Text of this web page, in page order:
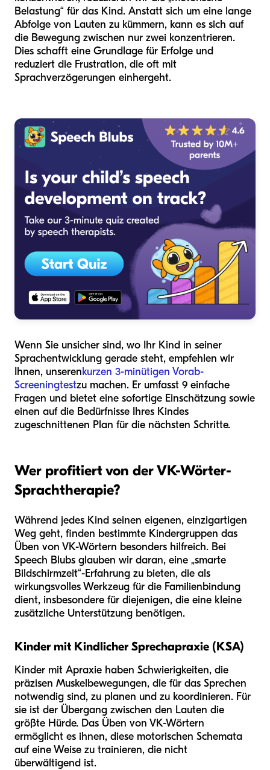
Belastung“ für das Kind. Anstatt sich um eine lange
Abfolge von Lauten zu kümmern, kann es sich auf
die Bewegung zwischen nur zwei konzentrieren.
Dies schafft eine Grundlage für Erfolge und
reduziert die Frustration, die oft mit
Sprachverzögerungen einhergeht.
Wenn Sie unsicher sind, wo Ihr Kind in seiner
Sprachentwicklung gerade steht, empfehlen wir
Ihnen, unserenkurzen 3-minütigen Vorab-
Screeningtestzu machen. Er umfasst 9 einfache
Fragen und bietet eine sofortige Einschätzung sowie
einen auf die Bedürfnisse Ihres Kindes
zugeschnittenen Plan für die nächsten Schritte.
Wer profitiert von der VK-Wörter-
Sprachtherapie?
Während jedes Kind seinen eigenen, einzigartigen
Weg geht, finden bestimmte Kindergruppen das
Üben von VK-Wörtern besonders hilfreich. Bei
Speech Blubs glauben wir daran, eine „smarte
Bildschirmzeit“-Erfahrung zu bieten, die als
wirkungsvolles Werkzeug für die Familienbindung
dient, insbesondere für diejenigen, die eine kleine
zusätzliche Unterstützung benötigen.
Kinder mit Kindlicher Sprechapraxie (KSA)
Kinder mit Apraxie haben Schwierigkeiten, die
präzisen Muskelbewegungen, die für das Sprechen
notwendig sind, zu planen und zu koordinieren. Für
sie ist der Übergang zwischen den Lauten die
größte Hürde. Das Üben von VK-Wörtern
ermöglicht es ihnen, diese motorischen Schemata
auf eine Weise zu trainieren, die nicht
überwältigend ist.